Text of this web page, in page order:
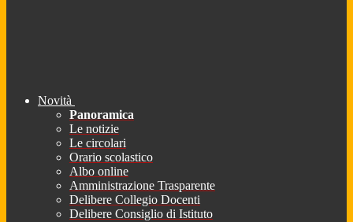
Novità
Panoramica
Le notizie
Le circolari
Orario scolastico
Albo online
Amministrazione Trasparente
Delibere Collegio Docenti
Delibere Consiglio di Istituto